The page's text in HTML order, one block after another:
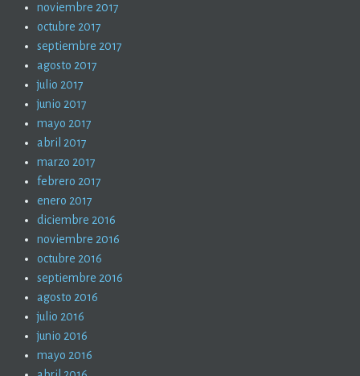
noviembre 2017
octubre 2017
septiembre 2017
agosto 2017
julio 2017
junio 2017
mayo 2017
abril 2017
marzo 2017
febrero 2017
enero 2017
diciembre 2016
noviembre 2016
octubre 2016
septiembre 2016
agosto 2016
julio 2016
junio 2016
mayo 2016